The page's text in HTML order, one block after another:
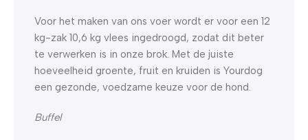
Voor het maken van ons voer wordt er voor een 12
kg-zak 10,6 kg vlees ingedroogd, zodat dit beter
te verwerken is in onze brok. Met de juiste
hoeveelheid groente, fruit en kruiden is Yourdog
een gezonde, voedzame keuze voor de hond.
Buffel